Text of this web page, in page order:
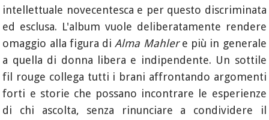
intellettuale novecentesca e per questo discriminata
ed esclusa. L'album vuole deliberatamente rendere
omaggio alla figura diAlma Mahlere più in generale
a quella di donna libera e indipendente. Un sottile
fil rouge collega tutti i brani affrontando argomenti
forti e storie che possano incontrare le esperienze
di chi ascolta, senza rinunciare a condividere il